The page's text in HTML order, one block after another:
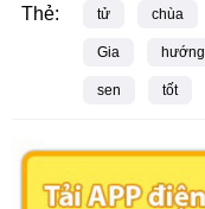
Thẻ: tử chùa
Gia hướng
sen tốt